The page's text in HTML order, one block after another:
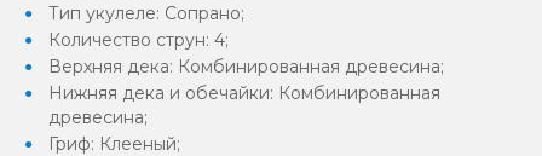
Тип укулеле: Сопрано;
Количество струн: 4;
Верхняя дека: Комбинированная древесина;
Нижняя дека и обечайки: Комбинированная
древесина;
Гриф: Клееный;